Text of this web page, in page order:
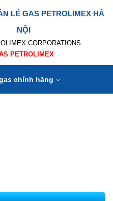
LẺ GAS PETROLIMEX HÀ
NỘI
CORPORATIONS
PETROLIMEX
chính hãng